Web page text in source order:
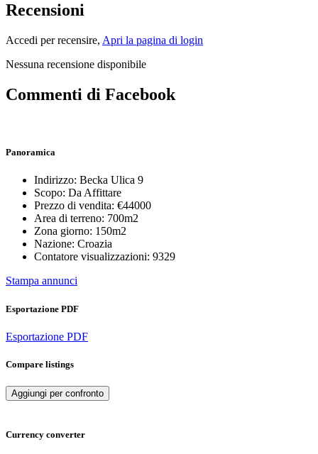
Recensioni
Accedi per recensire, Apri la pagina di login
Nessuna recensione disponibile
Commenti di Facebook
Panoramica
Indirizzo: Becka Ulica 9
Scopo: Da Affittare
Prezzo di vendita: €44000
Area di terreno: 700m2
Zona giorno: 150m2
Nazione: Croazia
Contatore visualizzazioni: 9329
Stampa annunci
Esportazione PDF
Esportazione PDF
Compare listings
Aggiungi per confronto
Currency converter